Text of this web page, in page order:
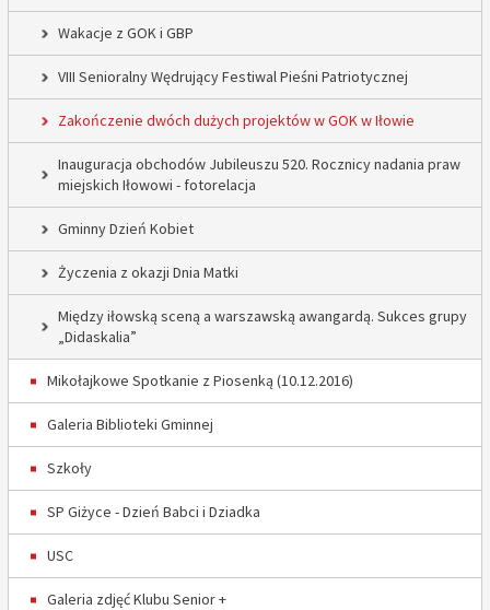
Wakacje z GOK i GBP
VIII Senioralny Wędrujący Festiwal Pieśni Patriotycznej
Zakończenie dwóch dużych projektów w GOK w Iłowie
Inauguracja obchodów Jubileuszu 520. Rocznicy nadania praw
miejskich Iłowowi - fotorelacja
Gminny Dzień Kobiet
Życzenia z okazji Dnia Matki
Między iłowską sceną a warszawską awangardą. Sukces grupy
„Didaskalia”
Mikołajkowe Spotkanie z Piosenką (10.12.2016)
Galeria Biblioteki Gminnej
Szkoły
SP Giżyce - Dzień Babci i Dziadka
USC
Galeria zdjęć Klubu Senior +